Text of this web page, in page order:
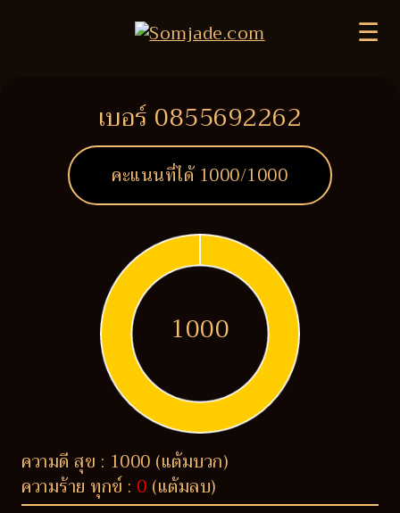
☰
เบอร์ 0855692262
คะแนนที่ได้ 1000/1000
1000
ความดี สุข : 1000 (แต้มบวก)
ความร้าย ทุกข์ : 0 (แต้มลบ)